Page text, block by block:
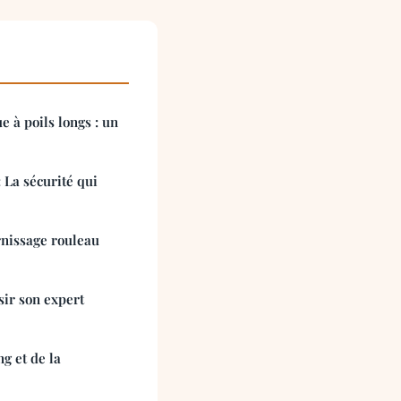
à poils longs : un
La sécurité qui
rouleau
son expert
et de la